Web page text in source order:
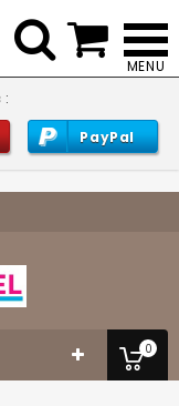
PayPal
0
 